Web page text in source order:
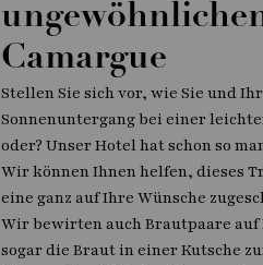
Camargue
Stellen Sie sich vor, wie Sie und
Sonnenuntergang bei einer
oder? Unser Hotel hat schon so
Wir können Ihnen helfen, dieses
eine ganz auf Ihre Wünsche
Wir bewirten auch Brautpaare
sogar die Braut in einer Kutsche